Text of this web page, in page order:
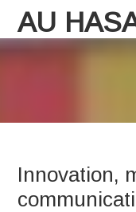
AU
Innovation,